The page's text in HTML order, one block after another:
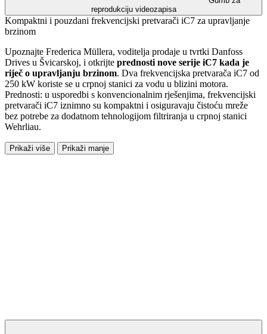
reprodukciju videozapisa
Kompaktni i pouzdani frekvencijski pretvarači iC7 za upravljanje
brzinom
Upoznajte Frederica Müllera, voditelja prodaje u tvrtki Danfoss
Drives u Švicarskoj, i otkrijte prednosti nove serije iC7 kada je
riječ o upravljanju brzinom. Dva frekvencijska pretvarača iC7 od
250 kW koriste se u crpnoj stanici za vodu u blizini motora.
Prednosti: u usporedbi s konvencionalnim rješenjima, frekvencijski
pretvarači iC7 iznimno su kompaktni i osiguravaju čistoću mreže
bez potrebe za dodatnom tehnologijom filtriranja u crpnoj stanici
Wehrliau.
Prikaži više Prikaži manje